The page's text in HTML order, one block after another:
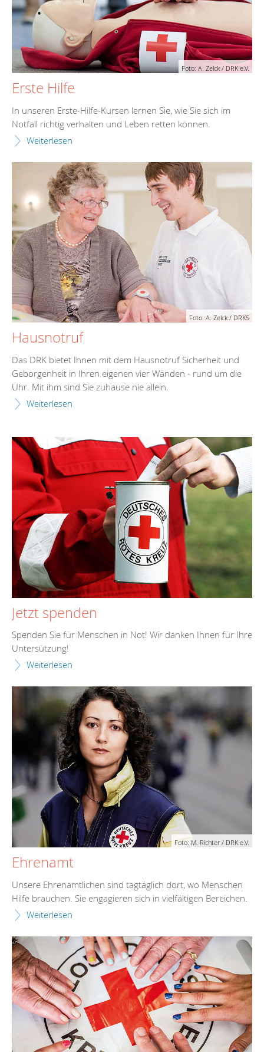
Foto: A. Zelck / DRK e.V.
Erste Hilfe
In unseren Erste-Hilfe-Kursen lernen Sie, wie Sie sich im
Notfall richtig verhalten und Leben retten können.
Weiterlesen
Foto: A. Zelck / DRKS
Hausnotruf
Das DRK bietet Ihnen mit dem Hausnotruf Sicherheit und
Geborgenheit in Ihren eigenen vier Wänden - rund um die
Uhr. Mit ihm sind Sie zuhause nie allein.
Weiterlesen
Jetzt spenden
Spenden Sie für Menschen in Not! Wir danken Ihnen für Ihre
Untersützung!
Weiterlesen
Foto: M. Richter / DRK e.V.
Ehrenamt
Unsere Ehrenamtlichen sind tagtäglich dort, wo Menschen
Hilfe brauchen. Sie engagieren sich in vielfältigen Bereichen.
Weiterlesen